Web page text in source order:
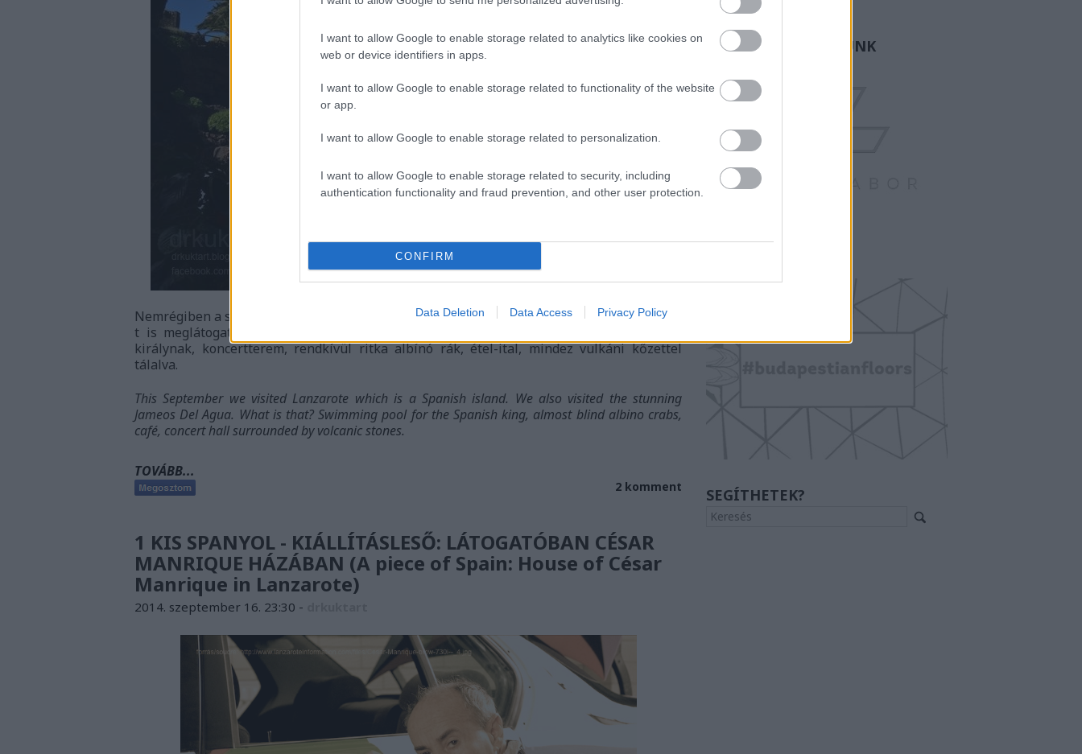
I want to allow Google to enable storage related to analytics like cookies on
web or device identifiers in apps.
I want to allow Google to enable storage related to functionality of the website
or app.
I want to allow Google to enable storage related to personalization.
I want to allow Google to enable storage related to security, including
authentication functionality and fraud prevention, and other user protection.
CONFIRM
Data Deletion Data Access Privacy Policy
Nemrégiben a spanyolországi Lanzarote szigetén jártunk, ahol acsodás Jameos Del Agua-
t is meglátogattuk. Itt minden elérhető, mi szem-szájnak ingere: medence a spanyol
királynak, koncertterem, rendkívül ritka albínó rák, étel-ital, mindezvulkáni kőzettel
tálalva.
This September we visited Lanzarote which is a Spanish island. We also visitedthe stunning
Jameos Del Agua. What is that? Swimming pool for the Spanish king, almost blind albino crabs,
café, concert hall surrounded by volcanic stones.
TOVÁBB...
2 komment
1 KIS SPANYOL - KIÁLLÍTÁSLESŐ: LÁTOGATÓBAN CÉSAR
MANRIQUE HÁZÁBAN (A piece of Spain: House of César
Manrique in Lanzarote)
2014. szeptember 16. 23:30 -
blogger.
EGY FAMÍLIA VAGYUNK
SEGÍTHETEK?